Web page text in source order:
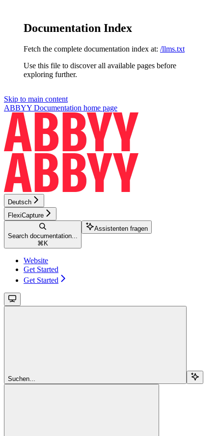
Documentation Index
Fetch the complete documentation index at: /llms.txt
Use this file to discover all available pages before
exploring further.
Skip to main content
ABBYY Documentation home page
Deutsch
FlexiCapture
Search documentation...
⌘ K
Assistenten fragen
Website
Get Started
Get Started
Suchen...